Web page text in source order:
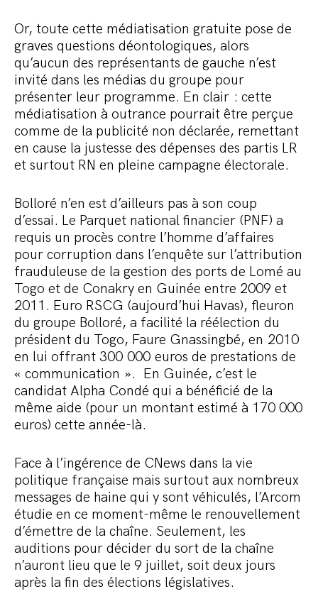
Or, toute cette médiatisation gratuite pose de
graves questions déontologiques, alors
qu’aucun des représentants de gauche n’est
invité dans les médias du groupe pour
présenter leur programme. En clair : cette
médiatisation à outrance pourrait être perçue
comme de la publicité non déclarée, remettant
en cause la justesse des dépenses des partis LR
et surtout RN en pleine campagne électorale.
Bolloré n’en est d’ailleurs pas à son coup
d’essai. Le Parquet national financier (PNF) a
requis un procès contre l’homme d’affaires
pour corruption dans l’enquête sur l’attribution
frauduleuse de la gestion des ports de Lomé au
Togo et de Conakry en Guinée entre 2009 et
2011. Euro RSCG (aujourd’hui Havas), fleuron
du groupe Bolloré, a facilité la réélection du
président du Togo, Faure Gnassingbé, en 2010
en lui offrant 300 000 euros de prestations de
« communication ». En Guinée, c’est le
candidat Alpha Condé qui a bénéficié de la
même aide (pour un montant estimé à 170 000
euros) cette année-là.
Face à l’ingérence de CNews dans la vie
politique française mais surtout aux nombreux
messages de haine qui y sont véhiculés, l’Arcom
étudie en ce moment-même le renouvellement
d’émettre de la chaîne. Seulement, les
auditions pour décider du sort de la chaîne
n’auront lieu que le 9 juillet, soit deux jours
après la fin des élections législatives.